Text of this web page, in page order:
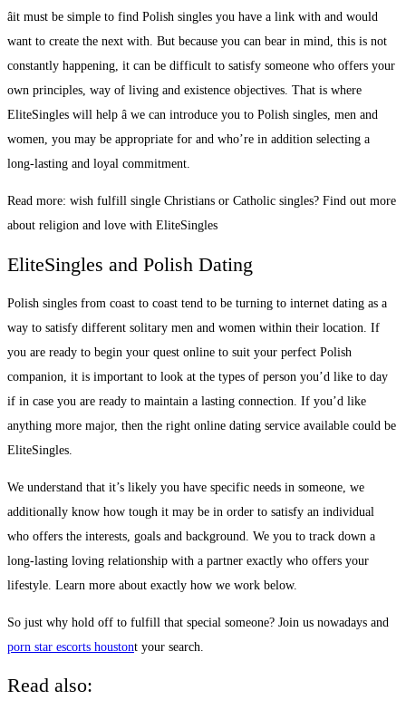
âit must be simple to find Polish singles you have a link with and would
want to create the next with. But because you can bear in mind, this is not
constantly happening, it can be difficult to satisfy someone who offers your
own principles, way of living and existence objectives. That is where
EliteSingles will help â we can introduce you to Polish singles, men and
women, you may be appropriate for and who’re in addition selecting a
long-lasting and loyal commitment.
Read more: wish fulfill single Christians or Catholic singles? Find out more
about religion and love with EliteSingles
EliteSingles and Polish Dating
Polish singles from coast to coast tend to be turning to internet dating as a
way to satisfy different solitary men and women within their location. If
you are ready to begin your quest online to suit your perfect Polish
companion, it is important to look at the types of person you’d like to day
if in case you are ready to maintain a lasting connection. If you’d like
anything more major, then the right online dating service available could be
EliteSingles.
We understand that it’s likely you have specific needs in someone, we
additionally know how tough it may be in order to satisfy an individual
who offers the interests, goals and background. We you to track down a
long-lasting loving relationship with a partner exactly who offers your
lifestyle. Learn more about exactly how we work below.
So just why hold off to fulfill that special someone? Join us nowadays and
porn star escorts houstont your search.
Read also: